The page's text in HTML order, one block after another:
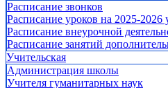
Расписание звонков
Расписание уроков на 2025-2026
Расписание внеурочной
Расписание занятий
Учительская
Администрация школы
Учителя гуманитарных наук